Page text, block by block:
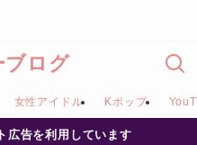
ブログ
女性アイドル Kポップ
広告を利用しています